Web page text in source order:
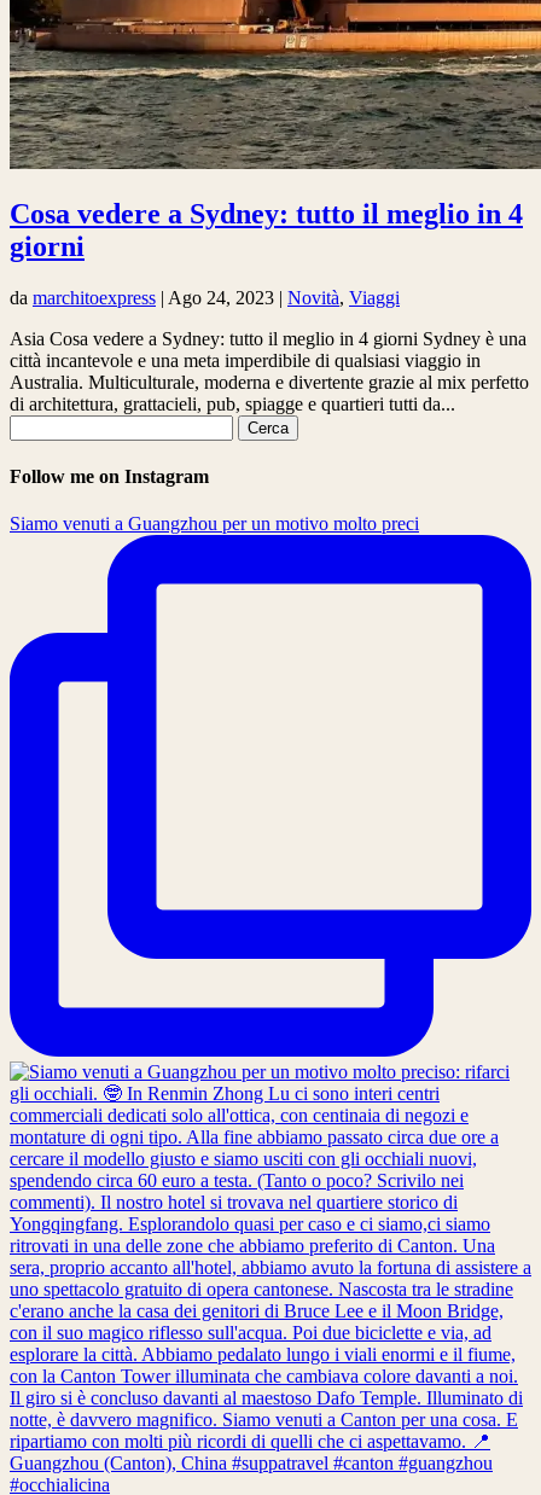
Cosa vedere a Sydney: tutto il meglio in 4
giorni
da marchitoexpress | Ago 24, 2023 | Novità, Viaggi
Asia Cosa vedere a Sydney: tutto il meglio in 4 giorni Sydney è una
città incantevole e una meta imperdibile di qualsiasi viaggio in
Australia. Multiculturale, moderna e divertente grazie al mix perfetto
di architettura, grattacieli, pub, spiagge e quartieri tutti da...
per:
Follow me on Instagram
Siamo venuti a Guangzhou per un motivo molto preci